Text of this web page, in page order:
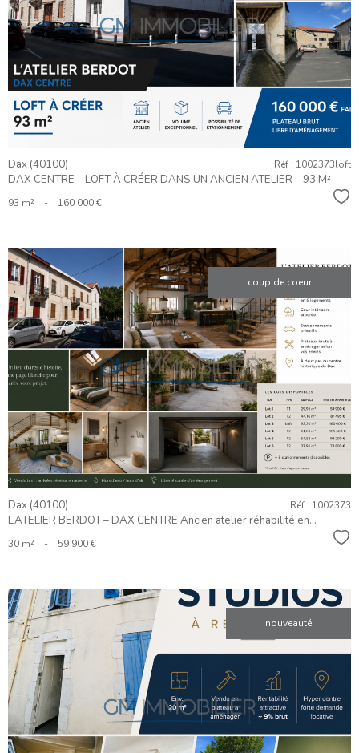
VOIR LE
BIEN
Dax (40100)
DAX CENTRE – LOFT À CRÉER DANS UN ANCIEN ATELIER – 93 M²
Réf : 1002373loft
93 m² - 160 000 €
coup de coeur
VOIR LE
BIEN
Dax (40100)
L’ATELIER BERDOT – DAX CENTRE Ancien atelier réhabilité en...
Réf : 1002373
30 m² - 59 900 €
nouveauté
VOIR LE
BIEN